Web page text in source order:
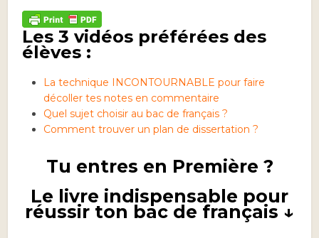
Les 3 vidéos préférées des
élèves :
La technique INCONTOURNABLE pour faire
décoller tes notes en commentaire
Quel sujet choisir au bac de français ?
Comment trouver un plan de dissertation ?
Tu entres en Première ?
Le livre indispensable pour
réussir ton bac de français ↓